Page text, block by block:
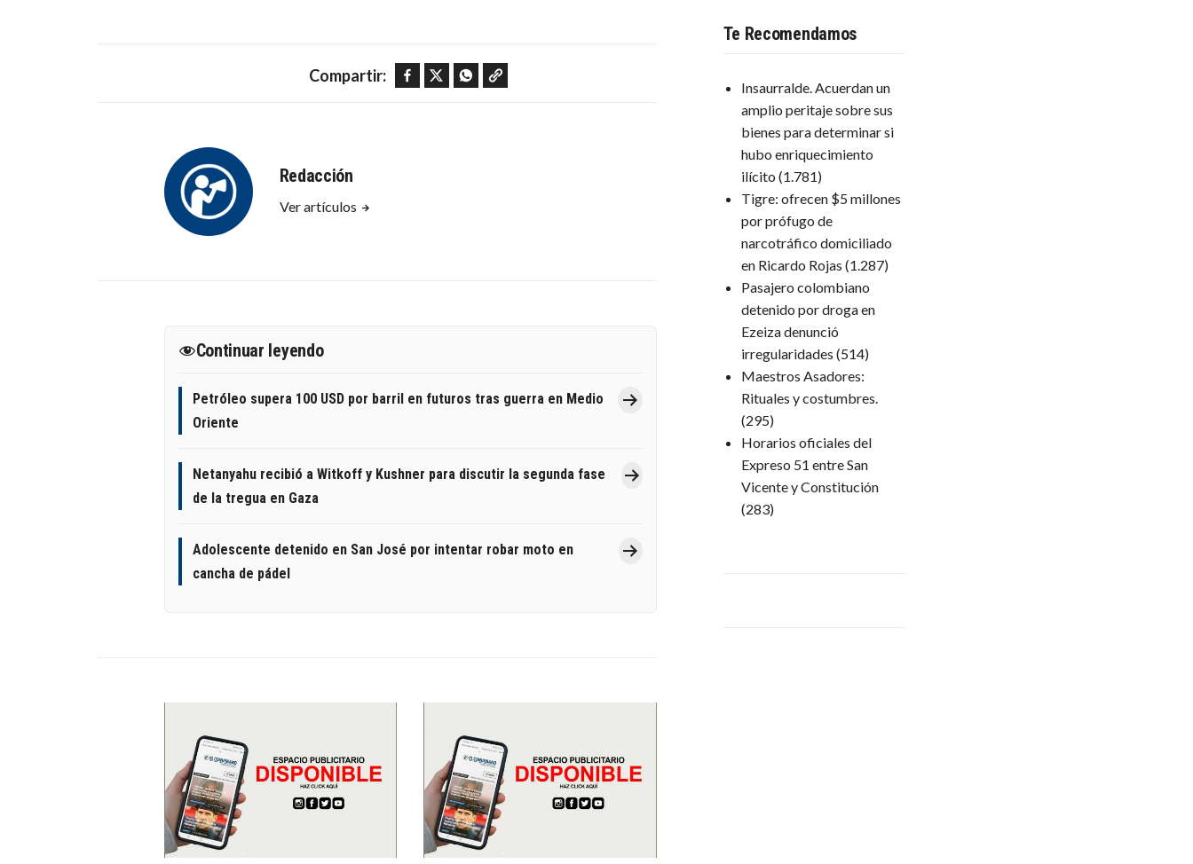
Compartir: Facebook Twitter WhatsApp Copy link
Redacción
Ver artículos
Continuar leyendo
Petróleo supera 100 USD por barril en futuros tras guerra en Medio
Oriente
Netanyahu recibió a Witkoff y Kushner para discutir la segunda fase
de la tregua en Gaza
Adolescente detenido en San José por intentar robar moto en
cancha de pádel
Te Recomendamos
Insaurralde. Acuerdan un
amplio peritaje sobre sus
bienes para determinar si
hubo enriquecimiento
ilícito (1.781)
Tigre: ofrecen $5 millones
por prófugo de
narcotráfico domiciliado
en Ricardo Rojas (1.287)
Pasajero colombiano
detenido por droga en
Ezeiza denunció
irregularidades (514)
Maestros Asadores:
Rituales y costumbres.
(295)
Horarios oficiales del
Expreso 51 entre San
Vicente y Constitución
(283)